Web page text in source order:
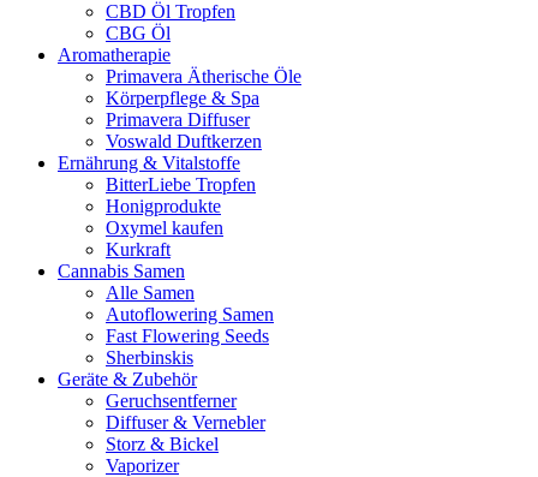
CBD Öl Tropfen
CBG Öl
Aromatherapie
Primavera Ätherische Öle
Körperpflege & Spa
Primavera Diffuser
Voswald Duftkerzen
Ernährung & Vitalstoffe
BitterLiebe Tropfen
Honigprodukte
Oxymel kaufen
Kurkraft
Cannabis Samen
Alle Samen
Autoflowering Samen
Fast Flowering Seeds
Sherbinskis
Geräte & Zubehör
Geruchsentferner
Diffuser & Vernebler
Storz & Bickel
Vaporizer